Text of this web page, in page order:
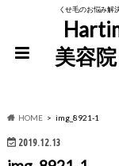
くせ毛のお悩み解
美容
HOME img_8921-1
2019.12.13